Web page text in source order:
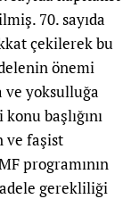
70. sayıda
çekilerek bu
önemi
ve yoksulluğa
başlığını
ve faşist
programının
gerekliliği